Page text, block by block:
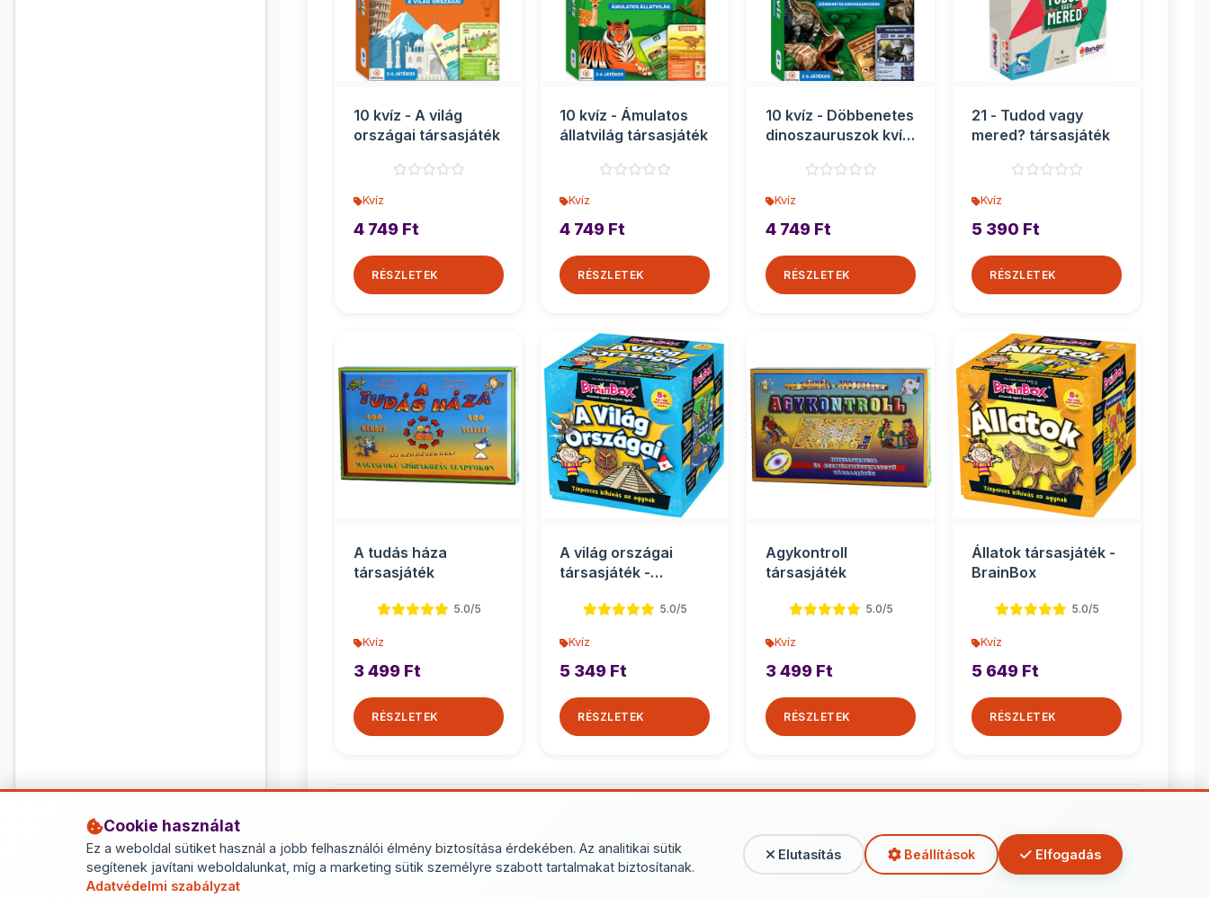
Cookie használat
Ez a weboldal sütiket használ a jobb felhasználói élmény biztosítása érdekében. Az analitikai sütik
segítenek javítani weboldalunkat, míg a marketing sütik személyre szabott tartalmakat biztosítanak.
Adatvédelmi szabályzat
Elutasítás Beállítások Elfogadás
10 kvíz - A világ
országai társasjáték
Kvíz
4 749 Ft
RÉSZLETEK
10 kvíz - Ámulatos
állatvilág társasjáték
Kvíz
4 749 Ft
RÉSZLETEK
10 kvíz - Döbbenetes
dinoszauruszok kvíz
Kvíz
4 749 Ft
RÉSZLETEK
21 - Tudod vagy
mered? társasjáték
Kvíz
5 390 Ft
RÉSZLETEK
A tudás háza
társasjáték
5.0/5
Kvíz
3 499 Ft
RÉSZLETEK
A világ országai
társasjáték -
5.0/5
Kvíz
5 349 Ft
RÉSZLETEK
Agykontroll
társasjáték
5.0/5
Kvíz
3 499 Ft
RÉSZLETEK
Állatok társasjáték -
BrainBox
5.0/5
Kvíz
5 649 Ft
RÉSZLETEK
További termékek - Kvíz